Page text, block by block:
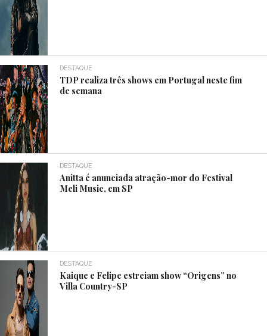
DESTAQUE
TDP realiza três shows em Portugal neste fim
de semana
DESTAQUE
Anitta é anunciada atração-mor do Festival
Meli Music, em SP
DESTAQUE
Kaique e Felipe estreiam show “Origens” no
Villa Country-SP